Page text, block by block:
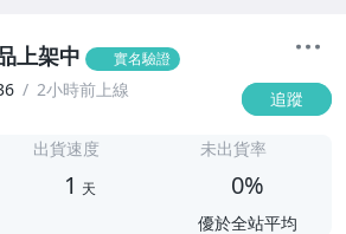
上架中 實名驗證
2小時前上線 追蹤
出貨速度
1 天
未出貨率
0%
優於全站平均